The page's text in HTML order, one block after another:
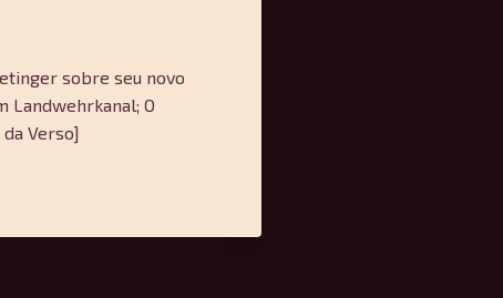
sobre seu novo
Landwehrkanal; O
Verso]